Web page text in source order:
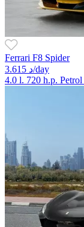
Ferrari F8 Spider
3.615 د/day
4.0 l. 720 h.p. Petrol